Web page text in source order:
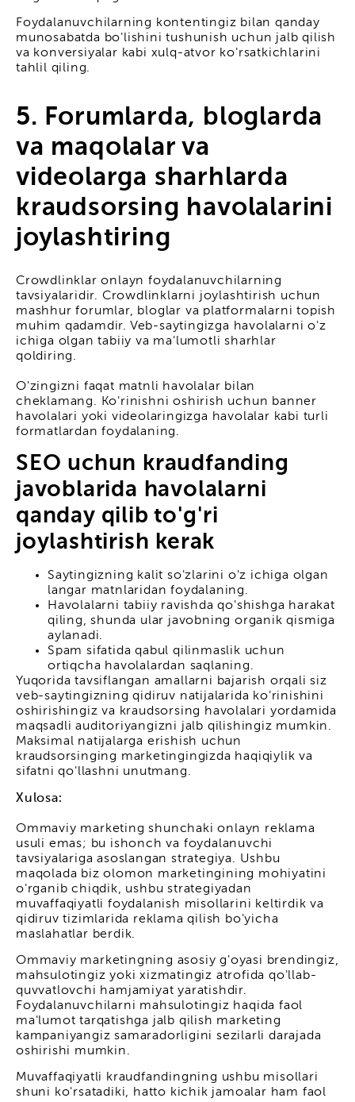
Foydalanuvchilarning kontentingiz bilan qanday
munosabatda bo'lishini tushunish uchun jalb qilish
va konversiyalar kabi xulq-atvor ko'rsatkichlarini
tahlil qiling.
5. Forumlarda, bloglarda
va maqolalar va
videolarga sharhlarda
kraudsorsing havolalarini
joylashtiring
Crowdlinklar onlayn foydalanuvchilarning
tavsiyalaridir. Crowdlinklarni joylashtirish uchun
mashhur forumlar, bloglar va platformalarni topish
muhim qadamdir. Veb-saytingizga havolalarni o'z
ichiga olgan tabiiy va ma'lumotli sharhlar
qoldiring.
O'zingizni faqat matnli havolalar bilan
cheklamang. Ko'rinishni oshirish uchun banner
havolalari yoki videolaringizga havolalar kabi turli
formatlardan foydalaning.
SEO uchun kraudfanding
javoblarida havolalarni
qanday qilib to'g'ri
joylashtirish kerak
Saytingizning kalit so'zlarini o'z ichiga olgan
langar matnlaridan foydalaning.
Havolalarni tabiiy ravishda qo'shishga harakat
qiling, shunda ular javobning organik qismiga
aylanadi.
Spam sifatida qabul qilinmaslik uchun
ortiqcha havolalardan saqlaning.
Yuqorida tavsiflangan amallarni bajarish orqali siz
veb-saytingizning qidiruv natijalarida ko'rinishini
oshirishingiz va kraudsorsing havolalari yordamida
maqsadli auditoriyangizni jalb qilishingiz mumkin.
Maksimal natijalarga erishish uchun
kraudsorsinging marketingingizda haqiqiylik va
sifatni qo'llashni unutmang.
Xulosa:
Ommaviy marketing shunchaki onlayn reklama
usuli emas; bu ishonch va foydalanuvchi
tavsiyalariga asoslangan strategiya. Ushbu
maqolada biz olomon marketingining mohiyatini
o'rganib chiqdik, ushbu strategiyadan
muvaffaqiyatli foydalanish misollarini keltirdik va
qidiruv tizimlarida reklama qilish bo'yicha
maslahatlar berdik.
Ommaviy marketingning asosiy g'oyasi brendingiz,
mahsulotingiz yoki xizmatingiz atrofida qo'llab-
quvvatlovchi hamjamiyat yaratishdir.
Foydalanuvchilarni mahsulotingiz haqida faol
ma'lumot tarqatishga jalb qilish marketing
kampaniyangiz samaradorligini sezilarli darajada
oshirishi mumkin.
Muvaffaqiyatli kraudfandingning ushbu misollari
shuni ko'rsatadiki, hatto kichik jamoalar ham faol